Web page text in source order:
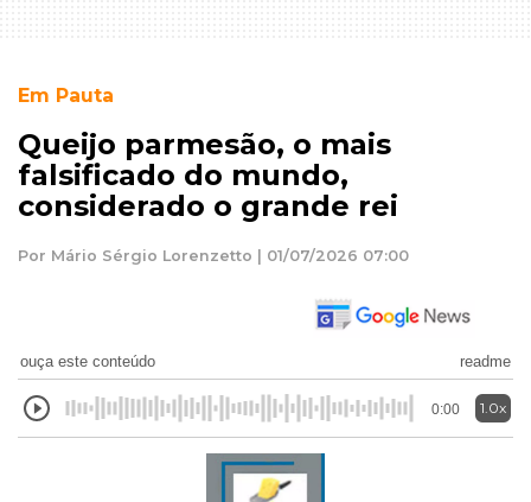
Em Pauta
Queijo parmesão, o mais
falsificado do mundo,
considerado o grande rei
Por Mário Sérgio Lorenzetto | 01/07/2026 07:00
ouça este conteúdo readme
0:00 1.0x